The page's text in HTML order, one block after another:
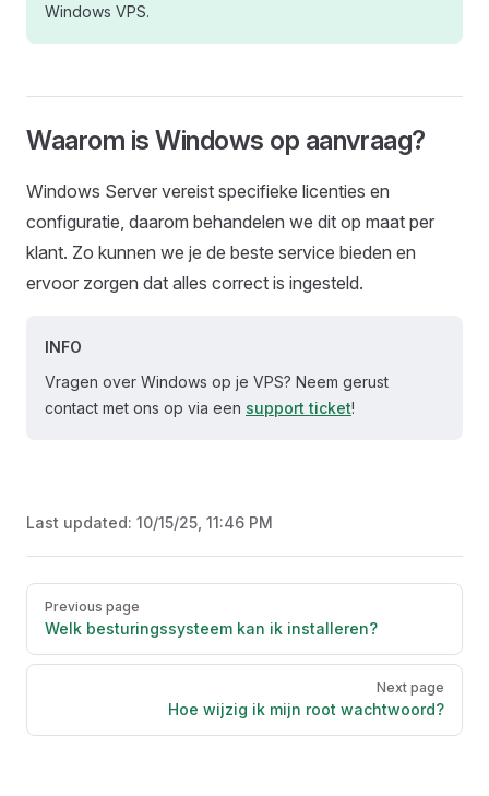
Windows VPS.
Waarom is Windows op aanvraag?
Windows Server vereist specifieke licenties en
configuratie, daarom behandelen we dit op maat per
klant. Zo kunnen we je de beste service bieden en
ervoor zorgen dat alles correct is ingesteld.
INFO
Vragen over Windows op je VPS? Neem gerust
contact met ons op via een support ticket!
Last updated: 10/15/25, 11:46 PM
Pager
Previous page
Welk besturingssysteem kan ik installeren?
Next page
Hoe wijzig ik mijn root wachtwoord?